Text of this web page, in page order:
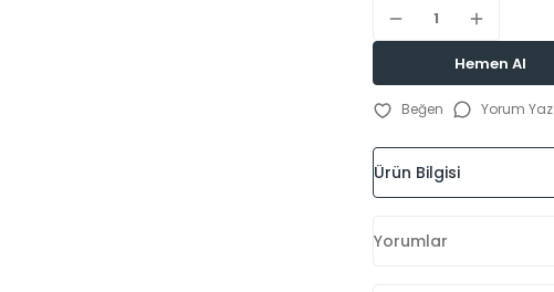
Hemen Al
Yorum Yaz
Ürün Bilgisi
Yorumlar